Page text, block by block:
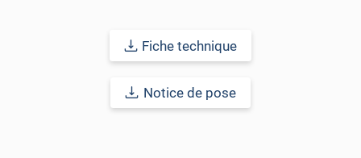
revêtement peut être installé dans un lieu ouvert public.
écaillage, délamination et jaunissement)
Fiche technique
Notice de pose